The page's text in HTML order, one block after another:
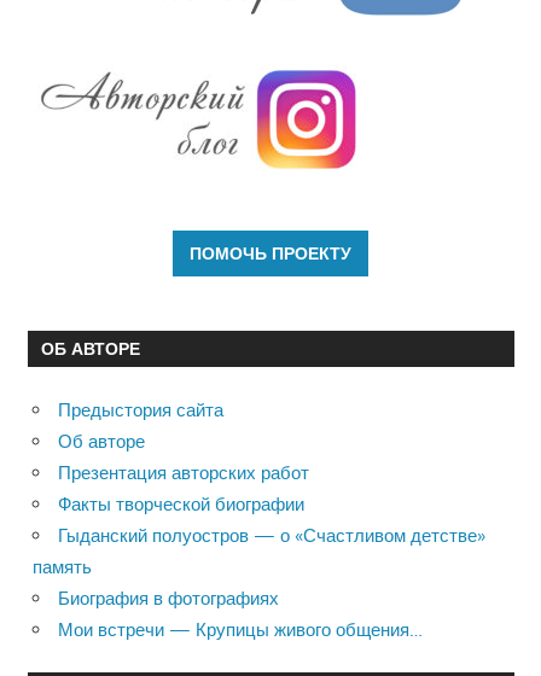
ОБ АВТОРЕ
Предыстория сайта
Об авторе
Презентация авторских работ
Факты творческой биографии
Гыданский полуостров — о «Счастливом детстве»
память
Биография в фотографиях
Мои встречи — Крупицы живого общения…